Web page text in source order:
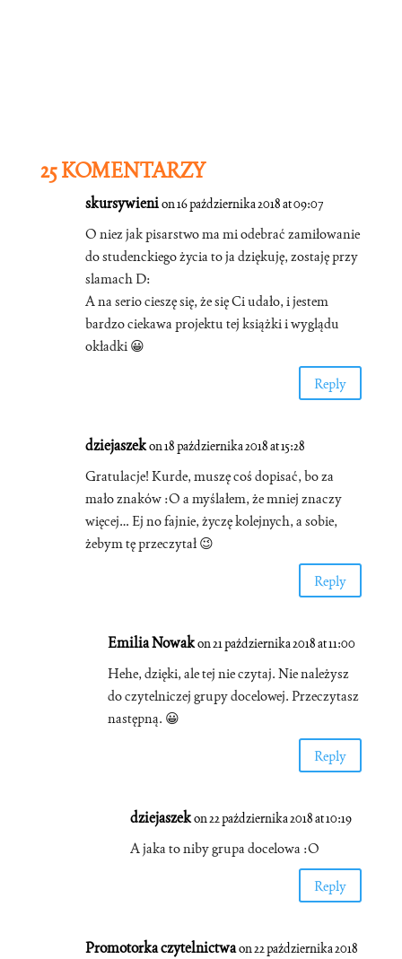
25 KOMENTARZY
skursywienion 16 października 2018 at 09:07
O niez jak pisarstwo ma mi odebrać zamiłowanie
do studenckiego życia to ja dziękuję, zostaję przy
slamach D:
A na serio cieszę się, że się Ci udało, i jestem
bardzo ciekawa projektu tej książki i wyglądu
okładki 😀
Reply
dziejaszekon 18 października 2018 at 15:28
Gratulacje! Kurde, muszę coś dopisać, bo za
mało znaków :O a myślałem, że mniej znaczy
więcej… Ej no fajnie, życzę kolejnych, a sobie,
żebym tę przeczytał 😉
Reply
Emilia Nowakon 21 października 2018 at 11:00
Hehe, dzięki, ale tej nie czytaj. Nie należysz
do czytelniczej grupy docelowej. Przeczytasz
następną. 😀
Reply
dziejaszekon 22 października 2018 at 10:19
A jaka to niby grupa docelowa :O
Reply
Promotorka czytelnictwaon 22 października 2018